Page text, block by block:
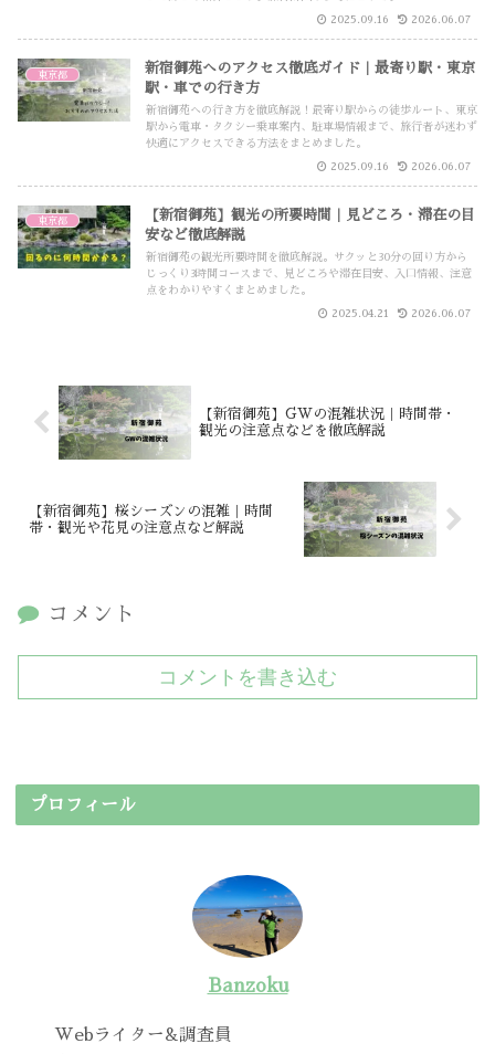
2025.09.16 2026.06.07
東京都
新宿御苑へのアクセス徹底ガイド｜最寄り駅・東京
駅・車での行き方
新宿御苑への行き方を徹底解説！最寄り駅からの徒歩ルート、東京
駅から電車・タクシー乗車案内、駐車場情報まで、旅行者が迷わず
快適にアクセスできる方法をまとめました。
2025.09.16 2026.06.07
東京都
【新宿御苑】観光の所要時間｜見どころ・滞在の目
安など徹底解説
新宿御苑の観光所要時間を徹底解説。サクッと30分の回り方から
じっくり3時間コースまで、見どころや滞在目安、入口情報、注意
点をわかりやすくまとめました。
2025.04.21 2026.06.07
【新宿御苑】GWの混雑状況｜時間帯・
観光の注意点などを徹底解説
【新宿御苑】桜シーズンの混雑｜時間
帯・観光や花見の注意点など解説
コメント
コメントを書き込む
プロフィール
Banzoku
Webライター&調査員